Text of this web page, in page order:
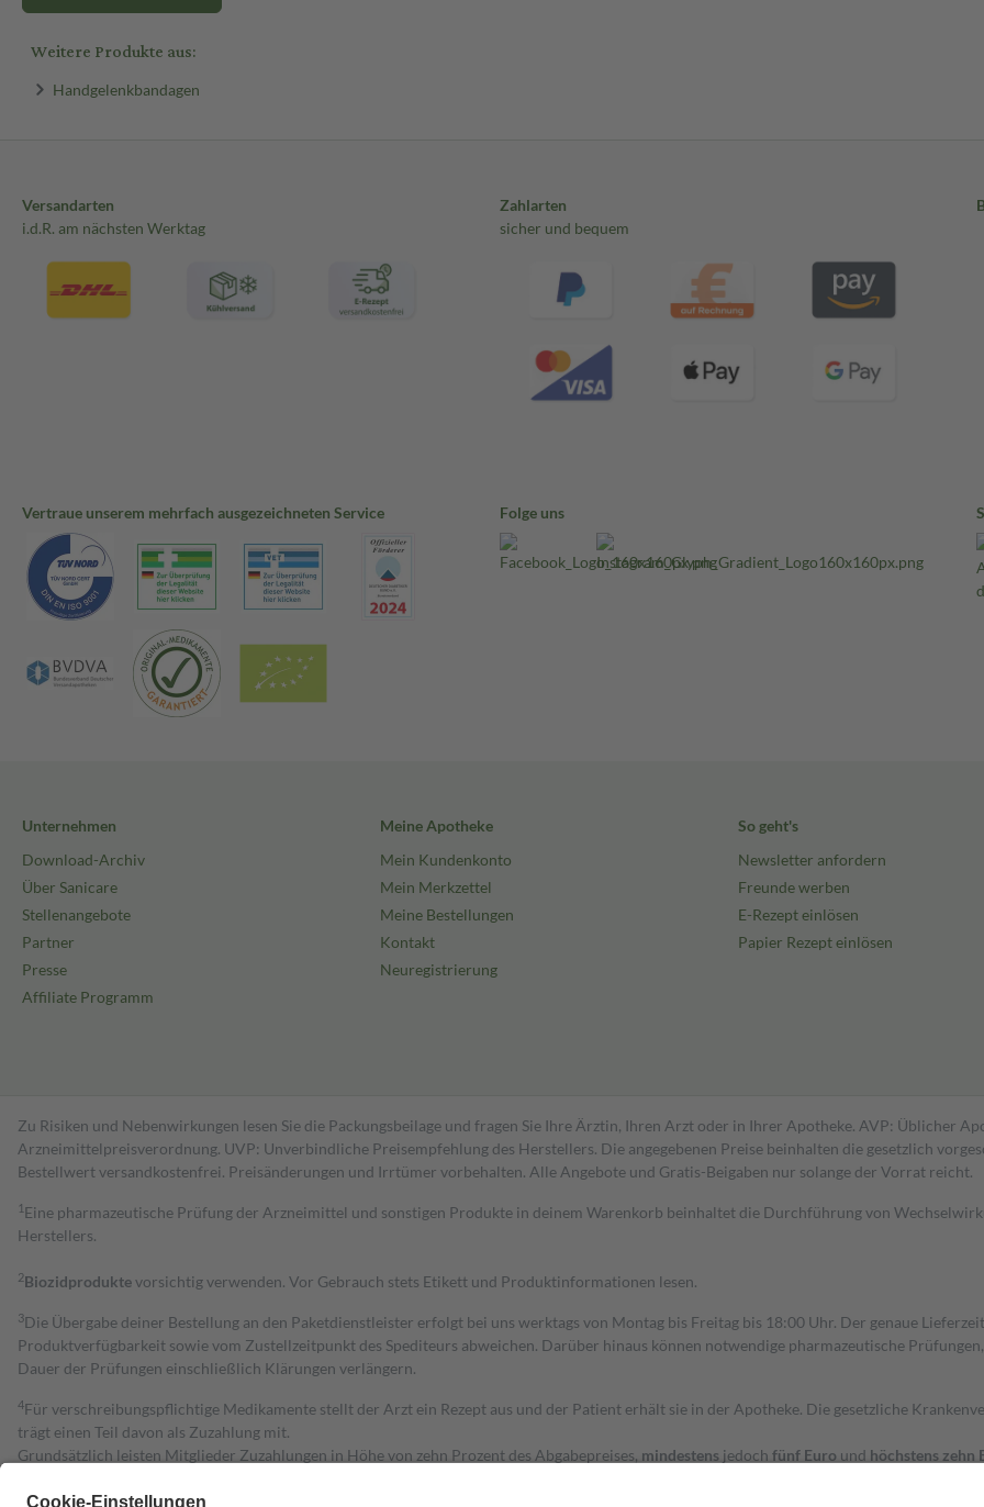
Weitere Produkte aus:
Handgelenkbandagen
Versandarten
i.d.R. am nächsten Werktag
Zahlarten
sicher und bequem
Vertraue unserem mehrfach ausgezeichneten Service Folge uns
Unternehmen
Download-Archiv
Über Sanicare
Stellenangebote
Partner
Presse
Affiliate Programm
Meine Apotheke
Mein Kundenkonto
Mein Merkzettel
Meine Bestellungen
Kontakt
Neuregistrierung
So geht's
Newsletter anfordern
Freunde werben
E-Rezept einlösen
Papier Rezept einlösen
Zu Risiken und Nebenwirkungen lesen Sie die Packungsbeilage und fragen Sie Ihre Ärztin, Ihren Arzt oder in Ihrer Apotheke. AVP: Üblicher
Arzneimittelpreisverordnung. UVP: Unverbindliche Preisempfehlung des Herstellers. Die angegebenen Preise beinhalten die gesetzlich
Bestell­wert versand­kosten­frei. Preisänderungen und Irrtümer vorbehalten. Alle Angebote und Gratis-Beigaben nur solange der Vorrat reicht.
1 Eine pharmazeutische Prüfung der Arzneimittel und sonstigen Produkte in deinem Warenkorb beinhaltet die Durchführung von
Herstellers.
2Biozidproduktevorsichtig verwenden. Vor Gebrauch stets Etikett und Produktinformationen lesen.
3Die Übergabe deiner Bestellung an den Paketdienstleister erfolgt bei uns werktags von Montag bis Freitag bis 18:00 Uhr. Der genaue
Produktverfügbarkeit sowie vom Zustellzeitpunkt des Spediteurs abweichen. Darüber hinaus können notwendige pharmazeutische
Dauer der Prüfungen einschließlich Klärungen verlängern.
4Für verschreibungspflichtige Medikamente stellt der Arzt ein Rezept aus und der Patient erhält sie in der Apotheke. Die gesetzliche
trägt einen Teil davon als Zuzahlung mit.
Grundsätzlich leisten Mitglieder Zuzahlungen in Höhe von zehn Prozent des Abgabepreises, mindestens jedoch fünf Euro und höchstens zehn
Diese Regeln gelten grundsätzlich auch für Online-Apotheken.